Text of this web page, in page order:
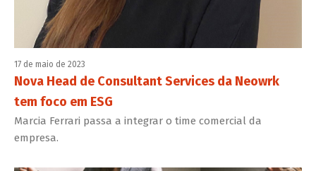
17 de maio de 2023
Nova Head de Consultant Services da Neowrk
tem foco em ESG
Marcia Ferrari passa a integrar o time comercial da
empresa.